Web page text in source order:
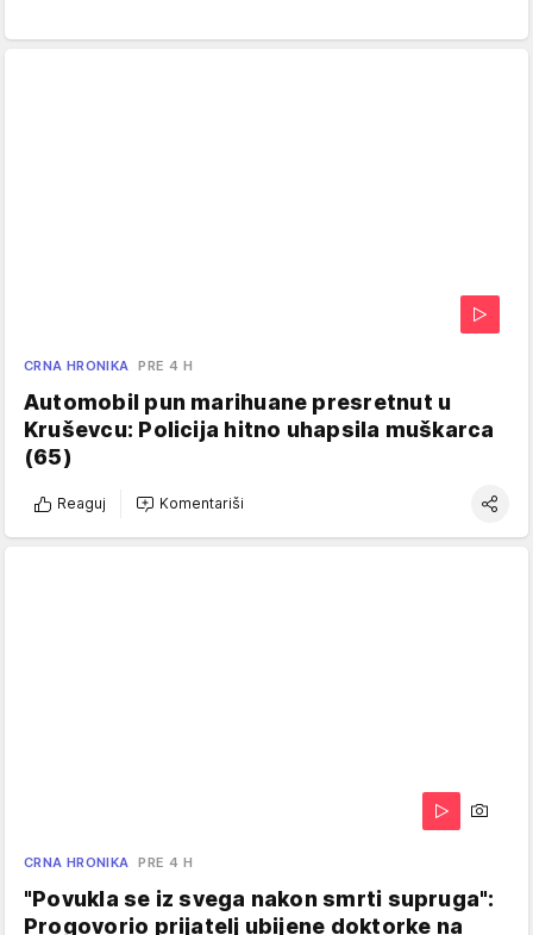
CRNA HRONIKA PRE 4 H
Automobil pun marihuane presretnut u
Kruševcu: Policija hitno uhapsila muškarca
(65)
Reaguj Komentariši
CRNA HRONIKA PRE 4 H
"Povukla se iz svega nakon smrti supruga":
Progovorio prijatelj ubijene doktorke na